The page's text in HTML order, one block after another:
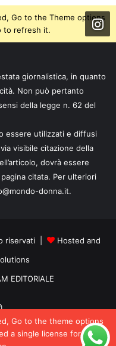
Go to the theme options
a single license for each
Go to the Theme options
to refresh it.
giornalistica, in quanto
Non può pertanto
della legge n. 62 del
essere utilizzati e diffusi
visibile citazione della
dovrà essere
citata. Per ulteriori
donna.it.
riservati |
Hosted and
EDITORIALE
Instagram